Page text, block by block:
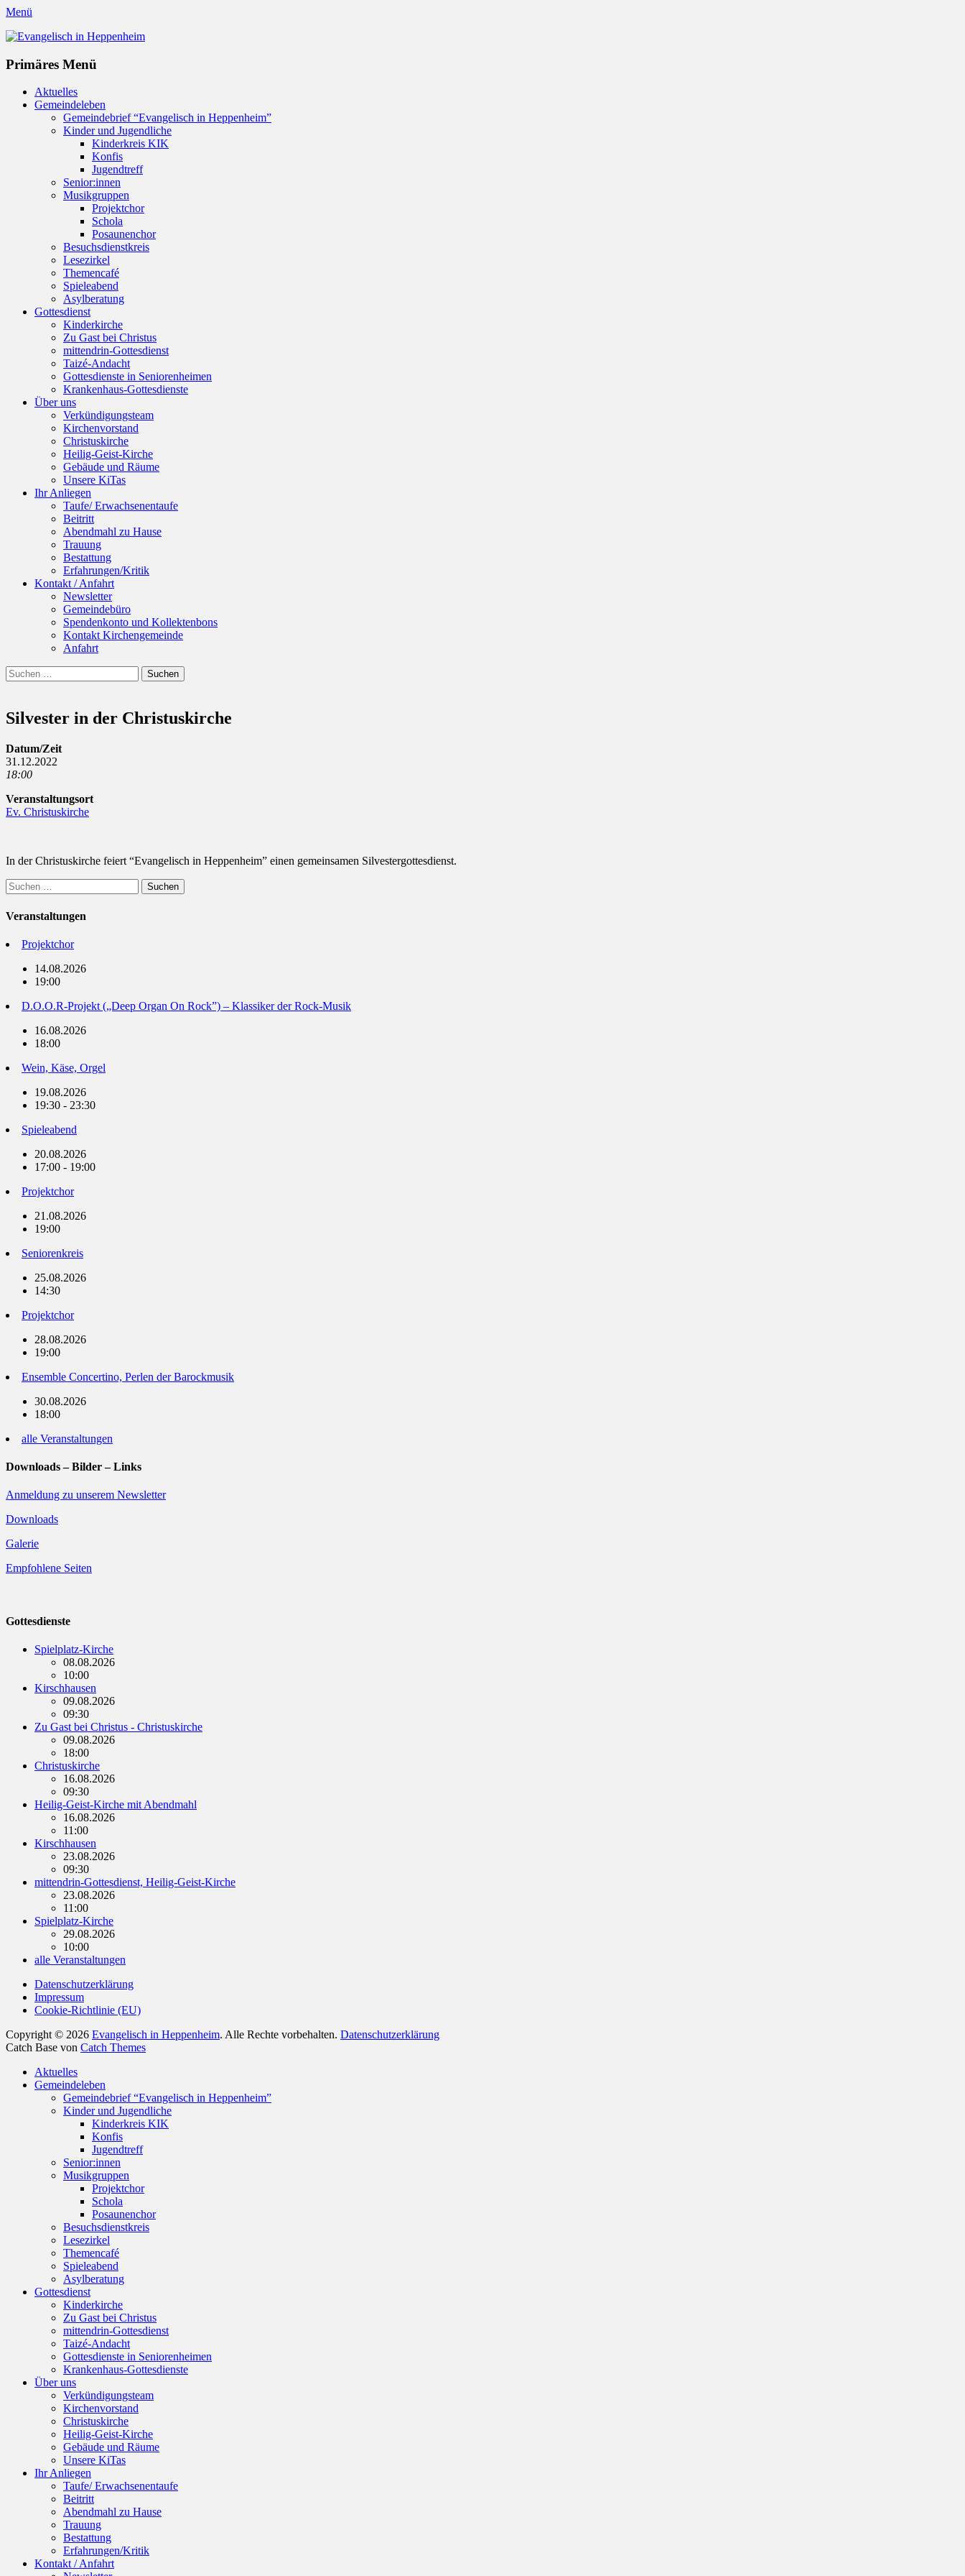
Menü
Evangelisch in Heppenheim
Primäres Menü
Zum
Inhalt
Aktuelles
Gemeindeleben
Gemeindebrief “Evangelisch in Heppenheim”
Kinder und Jugendliche
Kinderkreis KIK
Konfis
Jugendtreff
Senior:innen
Musikgruppen
Projektchor
Schola
Posaunenchor
Besuchsdienstkreis
Lesezirkel
Themencafé
Spieleabend
Asylberatung
Gottesdienst
Kinderkirche
Zu Gast bei Christus
mittendrin-Gottesdienst
Taizé-Andacht
Gottesdienste in Seniorenheimen
Krankenhaus-Gottesdienste
Über uns
Verkündigungsteam
Kirchenvorstand
Christuskirche
Heilig-Geist-Kirche
Gebäude und Räume
Unsere KiTas
Ihr Anliegen
Taufe/ Erwachsenentaufe
Beitritt
Abendmahl zu Hause
Trauung
Bestattung
Erfahrungen/Kritik
Kontakt / Anfahrt
Newsletter
Gemeindebüro
Spendenkonto und Kollektenbons
Kontakt Kirchengemeinde
Anfahrt
Suchen
Suchen
nach:
Silvester in der Christuskirche
Datum/Zeit
31.12.2022
18:00
Veranstaltungsort
Ev. Christuskirche
In der Christuskirche feiert “Evangelisch in Heppenheim” einen gemeinsamen Silvestergottesdienst.
Suchen
nach:
Veranstaltungen
Projektchor
14.08.2026
19:00
D.O.O.R-Projekt („Deep Organ On Rock”) – Klassiker der Rock-Musik
16.08.2026
18:00
Wein, Käse, Orgel
19.08.2026
19:30 - 23:30
Spieleabend
20.08.2026
17:00 - 19:00
Projektchor
21.08.2026
19:00
Seniorenkreis
25.08.2026
14:30
Projektchor
28.08.2026
19:00
Ensemble Concertino, Perlen der Barockmusik
30.08.2026
18:00
alle Veranstaltungen
Downloads – Bilder – Links
Anmeldung zu unserem Newsletter
Downloads
Galerie
Empfohlene Seiten
Gottesdienste
Spielplatz-Kirche
08.08.2026
10:00
Kirschhausen
09.08.2026
09:30
Zu Gast bei Christus - Christuskirche
09.08.2026
18:00
Christuskirche
16.08.2026
09:30
Heilig-Geist-Kirche mit Abendmahl
16.08.2026
11:00
Kirschhausen
23.08.2026
09:30
mittendrin-Gottesdienst, Heilig-Geist-Kirche
23.08.2026
11:00
Spielplatz-Kirche
29.08.2026
10:00
alle Veranstaltungen
Datenschutzerklärung
Impressum
Cookie-Richtlinie (EU)
Copyright © 2026 Evangelisch in Heppenheim. Alle Rechte vorbehalten. Datenschutzerklärung
Catch Base von Catch Themes
oben
scrollen
Aktuelles
Gemeindeleben
Gemeindebrief “Evangelisch in Heppenheim”
Kinder und Jugendliche
Kinderkreis KIK
Konfis
Jugendtreff
Senior:innen
Musikgruppen
Projektchor
Schola
Posaunenchor
Besuchsdienstkreis
Lesezirkel
Themencafé
Spieleabend
Asylberatung
Gottesdienst
Kinderkirche
Zu Gast bei Christus
mittendrin-Gottesdienst
Taizé-Andacht
Gottesdienste in Seniorenheimen
Krankenhaus-Gottesdienste
Über uns
Verkündigungsteam
Kirchenvorstand
Christuskirche
Heilig-Geist-Kirche
Gebäude und Räume
Unsere KiTas
Ihr Anliegen
Taufe/ Erwachsenentaufe
Beitritt
Abendmahl zu Hause
Trauung
Bestattung
Erfahrungen/Kritik
Kontakt / Anfahrt